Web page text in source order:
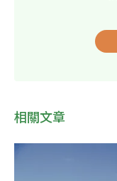
相關文章